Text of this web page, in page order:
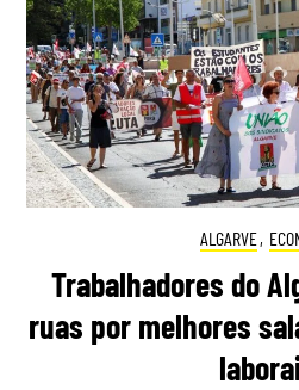
ALGARVE,
Trabalhadores do
ruas por melhores